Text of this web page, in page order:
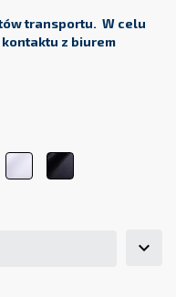
transportu. W celu
z biurem
biały
9001
czarny
9011